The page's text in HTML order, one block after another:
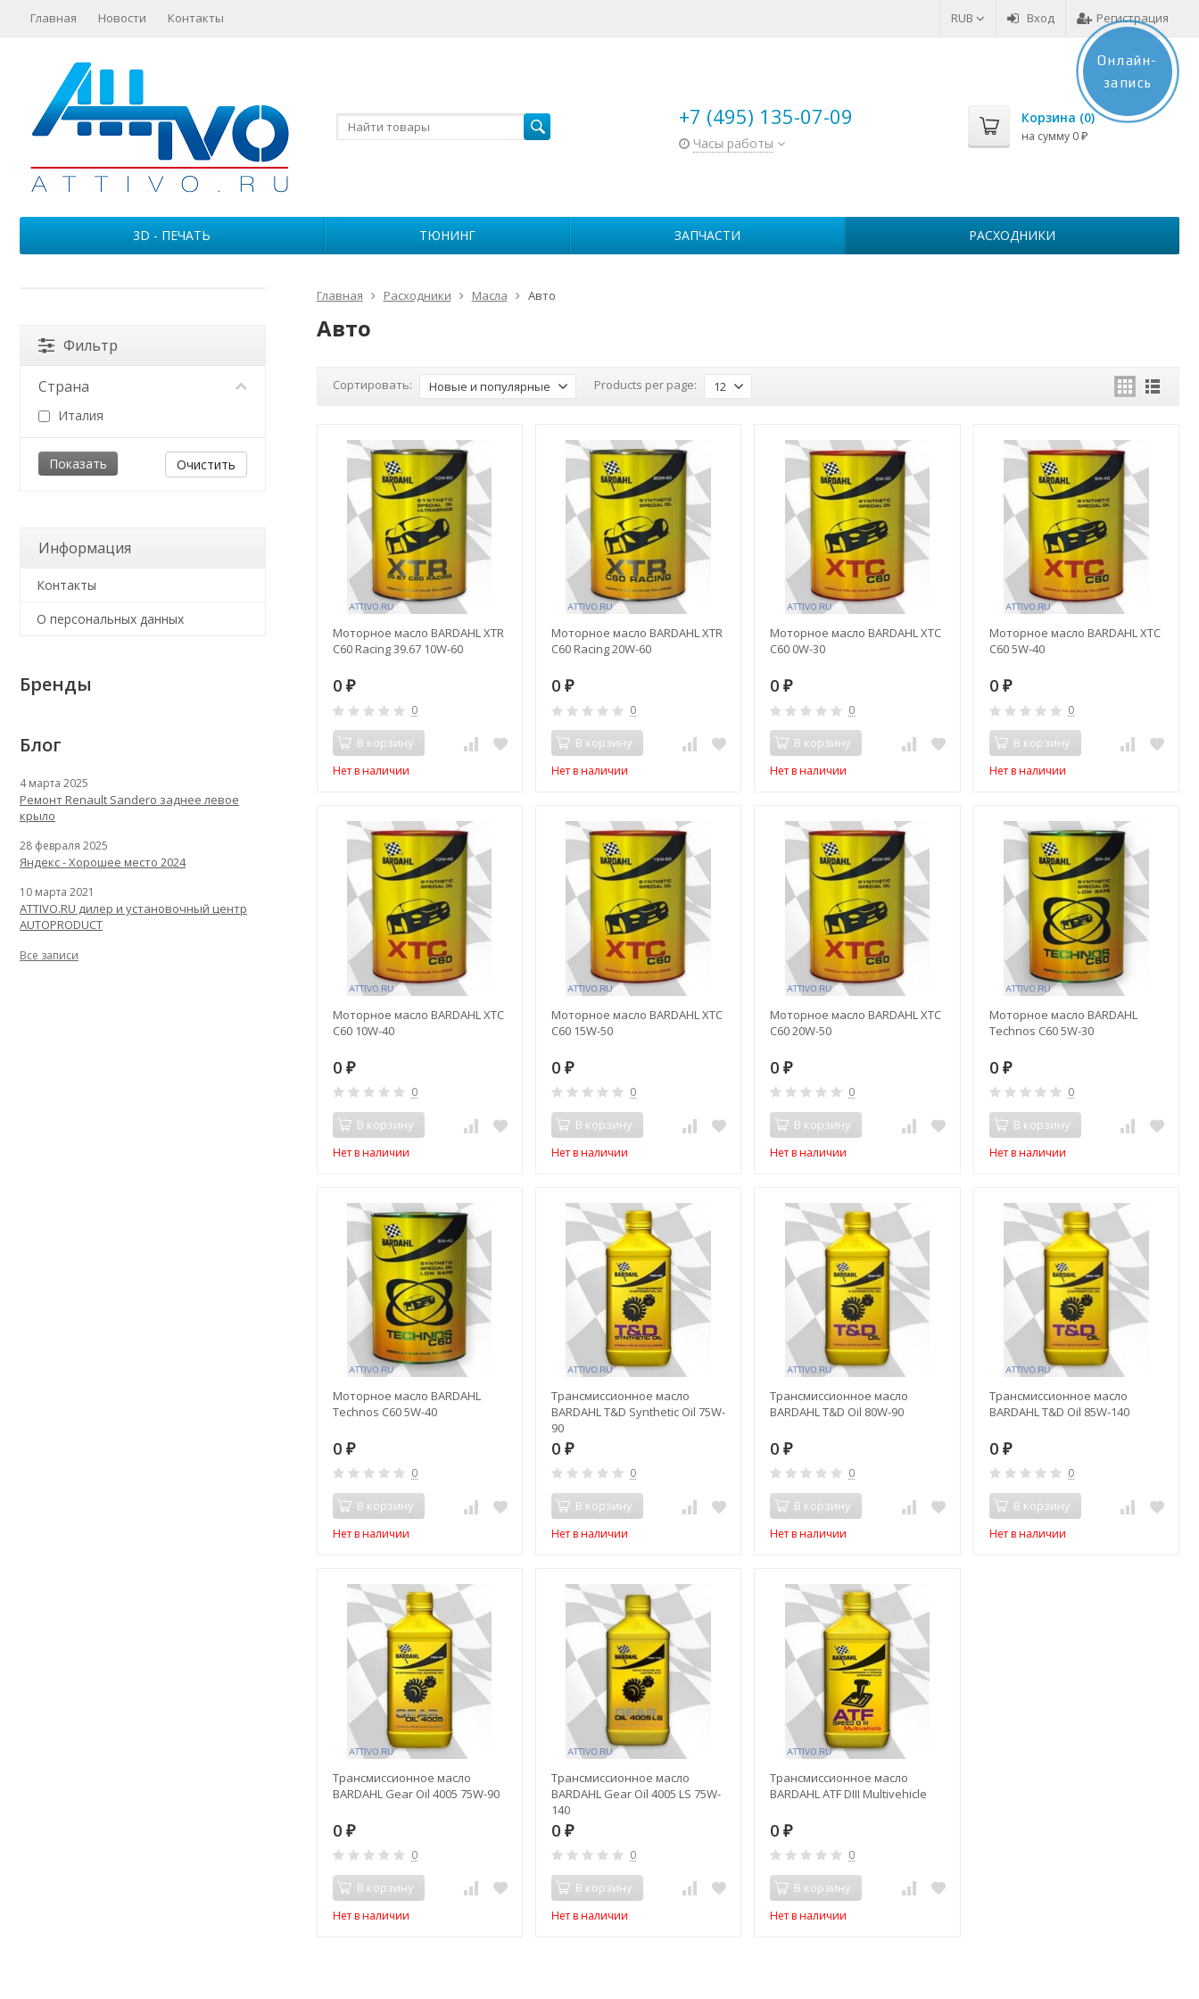
RUB Вход Регистрация
Главная Новости Контакты
+7 (495) 135-07-09
Часы работы
Корзина (0)
на сумму 0 ₽
3D - ПЕЧАТЬ ТЮНИНГ ЗАПЧАСТИ РАСХОДНИКИ
Главная Расходники Масла Авто
Авто
Сортировать: Новые и популярные Products per page: 12
Моторное масло BARDAHL XTR
C60 Racing 39.67 10W-60
0 ₽
0
В корзину
Нет в наличии
Моторное масло BARDAHL XTR
C60 Racing 20W-60
0 ₽
0
В корзину
Нет в наличии
Моторное масло BARDAHL XTC
C60 0W-30
0₽
0
В корзину
Нет в наличии
Моторное масло BARDAHL XTC
C60 5W-40
0 ₽
0
В корзину
Нет в наличии
Моторное масло BARDAHL XTC
C60 10W-40
0 ₽
0
В корзину
Нет в наличии
Моторное масло BARDAHL XTC
C60 15W-50
0 ₽
0
В корзину
Нет в наличии
Моторное масло BARDAHL XTC
C60 20W-50
0₽
0
В корзину
Нет в наличии
Моторное масло BARDAHL
Technos C60 5W-30
0 ₽
0
В корзину
Нет в наличии
Моторное масло BARDAHL
Technos C60 5W-40
0 ₽
0
В корзину
Нет в наличии
Трансмиссионное масло
BARDAHL T&D Synthetic Oil 75W-
90
0 ₽
0
В корзину
Нет в наличии
Трансмиссионное масло
BARDAHL T&D Oil 80W-90
0₽
0
В корзину
Нет в наличии
Трансмиссионное масло
BARDAHL T&D Oil 85W-140
0 ₽
0
В корзину
Нет в наличии
Трансмиссионное масло
BARDAHL Gear Oil 4005 75W-90
0 ₽
0
В корзину
Нет в наличии
Трансмиссионное масло
BARDAHL Gear Oil 4005 LS 75W-
140
0 ₽
0
В корзину
Нет в наличии
Трансмиссионное масло
BARDAHL ATF DIII Multivehicle
0₽
0
В корзину
Нет в наличии
Фильтр
Страна
Италия
Очистить
Информация
Контакты
О персональных данных
Бренды
Блог
4 марта 2025
Ремонт Renault Sandero заднее левое
крыло
28 февраля 2025
Яндекс - Хорошее место 2024
10 марта 2021
ATTIVO.RU дилер и установочный центр
AUTOPRODUCT
Все записи
Онлайн-
запись